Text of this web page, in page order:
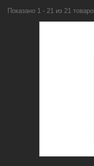
Показано 1 - 21 из 21